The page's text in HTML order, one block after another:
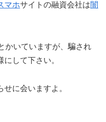
マホサイトの融資会社は闇
かいていますが、騙され
して下さい。
せに会いますよ。